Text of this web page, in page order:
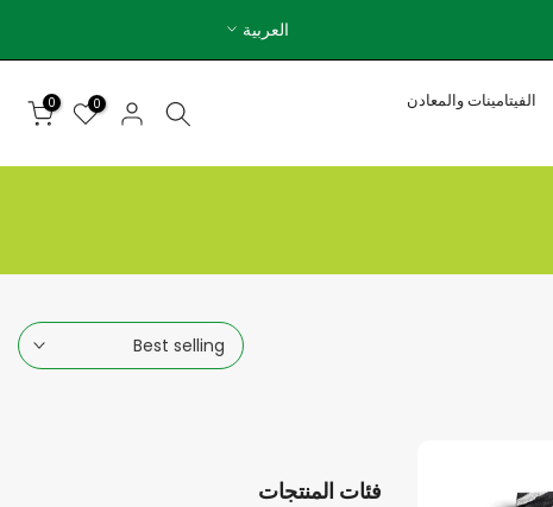
العربية
الفيتامينات والمعادن
0
0
Best selling
فئات المنتجات